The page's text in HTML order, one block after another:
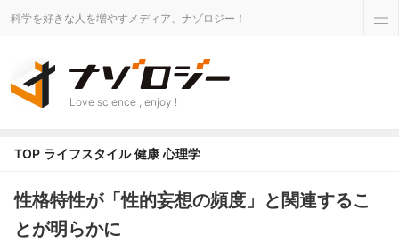
科学を好きな人を増やすメディア、ナゾロジー！
Love science , enjoy !
TOP ライフスタイル 健康 心理学
性格特性が「性的妄想の頻度」と関連するこ
とが明らかに